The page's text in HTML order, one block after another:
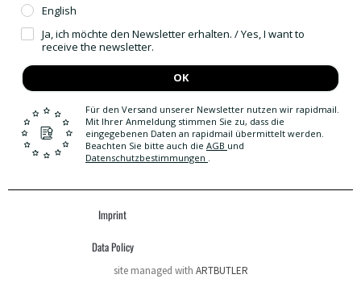
English
Ja, ich möchte den Newsletter erhalten. / Yes, I want to
receive the newsletter.
OK
Für den Versand unserer Newsletter nutzen wir rapidmail.
Mit Ihrer Anmeldung stimmen Sie zu, dass die
eingegebenen Daten an rapidmail übermittelt werden.
Beachten Sie bitte auch die AGB und
Datenschutzbestimmungen
Imprint
Data Policy
site managed with ARTBUTLER